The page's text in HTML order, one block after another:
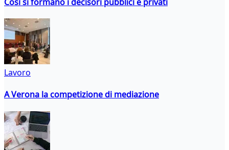
Lavoro
A Verona la competizione di mediazione